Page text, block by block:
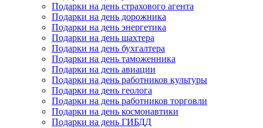
Подарки на день страхового агента
Подарки на день дорожника
Подарки на день энергетика
Подарки на день шахтера
Подарки на день бухгалтера
Подарки на день таможенника
Подарки на день авиации
Подарки на день работников культуры
Подарки на день геолога
Подарки на день работников торговли
Подарки на день космонавтики
Подарки на день ГИБДД